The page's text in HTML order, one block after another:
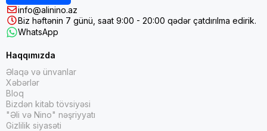
info@alinino.az
Biz həftənin 7 günü, saat 9:00 - 20:00 qədər çatdırılma edirik.
WhatsApp
Haqqımızda
Əlaqə və ünvanlar
Xəbərlər
Bloq
Bizdən kitab tövsiyəsi
"Əli və Nino" nəşriyyatı
Gizlilik siyasəti